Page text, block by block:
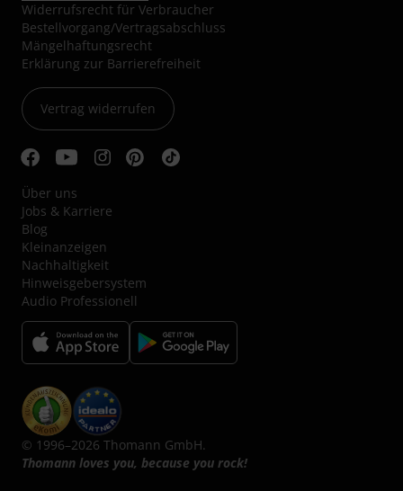
Widerrufsrecht für Verbraucher
Bestellvorgang/Vertragsabschluss
Mängelhaftungsrecht
Erklärung zur Barrierefreiheit
Vertrag widerrufen
Über uns
Jobs & Karriere
Blog
Kleinanzeigen
Nachhaltigkeit
Hinweisgebersystem
Audio Professionell
© 1996–2026 Thomann GmbH.
Thomann loves you, because you rock!